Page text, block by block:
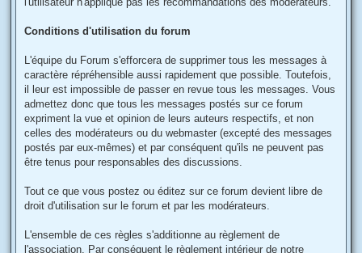
Conditions d'utilisation du forum
L'équipe du Forum s'efforcera de supprimer tous les messages à
caractère répréhensible aussi rapidement que possible. Toutefois,
il leur est impossible de passer en revue tous les messages. Vous
admettez donc que tous les messages postés sur ce forum
expriment la vue et opinion de leurs auteurs respectifs, et non
celles des modérateurs ou du webmaster (excepté des messages
postés par eux-mêmes) et par conséquent qu'ils ne peuvent pas
être tenus pour responsables des discussions.
Tout ce que vous postez ou éditez sur ce forum devient libre de
droit d'utilisation sur le forum et par les modérateurs.
L'ensemble de ces règles s'additionne au règlement de
l'association. Par conséquent le règlement intérieur de notre